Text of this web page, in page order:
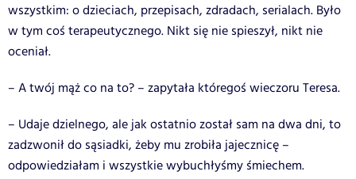
wszystkim: o dzieciach, przepisach, zdradach, serialach. Było
w tym coś terapeutycznego. Nikt się nie spieszył, nikt nie
oceniał.
– A twój mąż co na to? – zapytała któregoś wieczoru Teresa.
– Udaje dzielnego, ale jak ostatnio został sam na dwa dni, to
zadzwonił do sąsiadki, żeby mu zrobiła jajecznicę –
odpowiedziałam i wszystkie wybuchłyśmy śmiechem.